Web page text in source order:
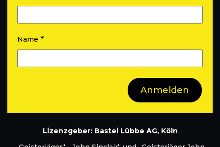
Name *
Lizenzgeber: Bastei Lübbe AG, Köln